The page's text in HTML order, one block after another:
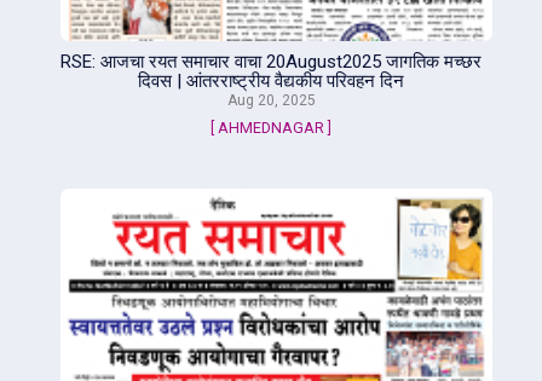
RSE: आजचा रयत समाचार वाचा 20August2025 जागतिक मच्छर
दिवस | आंतरराष्ट्रीय वैद्यकीय परिवहन दिन
Aug 20, 2025
[ AHMEDNAGAR ]